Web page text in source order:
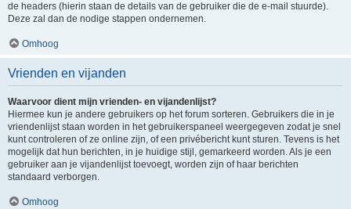
de headers (hierin staan de details van de gebruiker die de e-mail stuurde).
Deze zal dan de nodige stappen ondernemen.
Omhoog
Vrienden en vijanden
Waarvoor dient mijn vrienden- en vijandenlijst?
Hiermee kun je andere gebruikers op het forum sorteren. Gebruikers die in je
vriendenlijst staan worden in het gebruikerspaneel weergegeven zodat je snel
kunt controleren of ze online zijn, of een privébericht kunt sturen. Tevens is het
mogelijk dat hun berichten, in je huidige stijl, gemarkeerd worden. Als je een
gebruiker aan je vijandenlijst toevoegt, worden zijn of haar berichten
standaard verborgen.
Omhoog